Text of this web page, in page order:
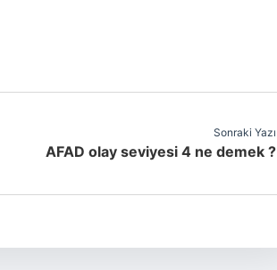
Sonraki Yazı
AFAD olay seviyesi 4 ne demek ?